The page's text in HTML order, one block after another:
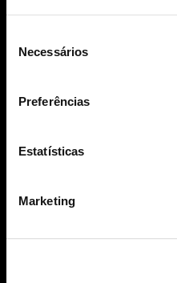
Necessários
Preferências
Estatísticas
Marketing